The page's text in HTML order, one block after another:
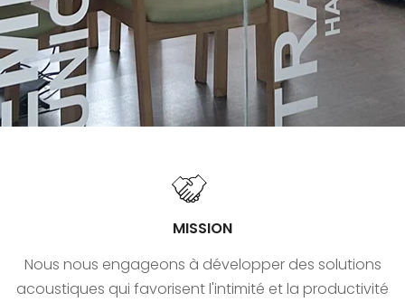
MISSION
Nous nous engageons à développer des solutions
acoustiques qui favorisent l'intimité et la productivité